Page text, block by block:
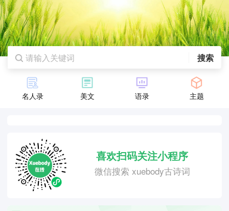
搜索
名人录 美文 语录 主题
喜欢扫码关注小程序
微信搜索 xuebody古诗词